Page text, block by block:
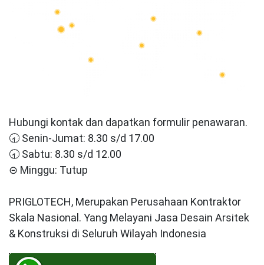
Hubungi kontak dan dapatkan formulir penawaran.
🕣 Senin-Jumat: 8.30 s/d 17.00
🕣 Sabtu: 8.30 s/d 12.00
⊝ Minggu: Tutup
PRIGLOTECH, Merupakan Perusahaan Kontraktor
Skala Nasional. Yang Melayani Jasa Desain Arsitek
& Konstruksi di Seluruh Wilayah Indonesia